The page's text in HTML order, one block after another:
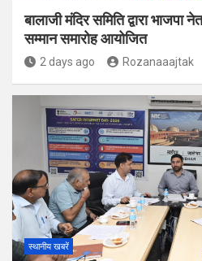
बालाजी मंदिर समिति द्वारा भाजपा
सम्मान समारोह आयोजित
2 days ago Rozanaaajtak
स्थानीय खबरें